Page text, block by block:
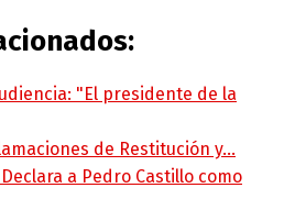
"El presidente de la
de Restitución y…
a Pedro Castillo como